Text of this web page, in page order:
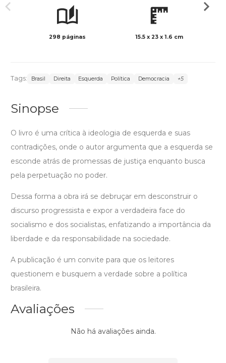
298 páginas 15.5 x 23 x 1.6 cm
Tags: Brasil Direita Esquerda Política Democracia +5
Sinopse
O livro é uma crítica à ideologia de esquerda e suas
contradições, onde o autor argumenta que a esquerda se
esconde atrás de promessas de justiça enquanto busca
pela perpetuação no poder.
Dessa forma a obra irá se debruçar em desconstruir o
discurso progressista e expor a verdadeira face do
socialismo e dos socialistas, enfatizando a importância da
liberdade e da responsabilidade na sociedade.
A publicação é um convite para que os leitores
questionem e busquem a verdade sobre a política
brasileira.
Avaliações
Não há avaliações ainda.